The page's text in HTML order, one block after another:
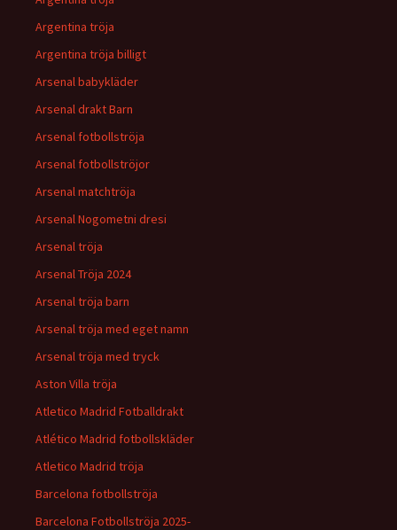
Argentina tröja
Argentina tröja billigt
Arsenal babykläder
Arsenal drakt Barn
Arsenal fotbollströja
Arsenal fotbollströjor
Arsenal matchtröja
Arsenal Nogometni dresi
Arsenal tröja
Arsenal Tröja 2024
Arsenal tröja barn
Arsenal tröja med eget namn
Arsenal tröja med tryck
Aston Villa tröja
Atletico Madrid Fotballdrakt
Atlético Madrid fotbollskläder
Atletico Madrid tröja
Barcelona fotbollströja
Barcelona Fotbollströja 2025-